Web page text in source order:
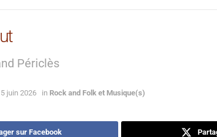
Périclès
5 juin 2026 in Rock and Folk et Musique(s)
sur Facebook